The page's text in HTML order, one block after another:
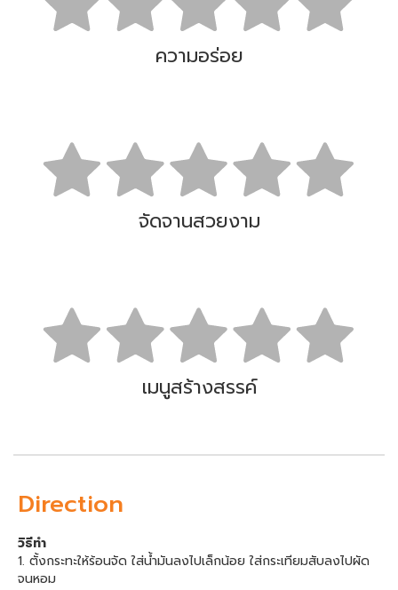
ความอร่อย
จัดจานสวยงาม
เมนูสร้างสรรค์
Direction
วิธีทำ
1. ตั้งกระทะให้ร้อนจัด ใส่น้ำมันลงไปเล็กน้อย ใส่กระเทียมสับลงไปผัด
จนหอม